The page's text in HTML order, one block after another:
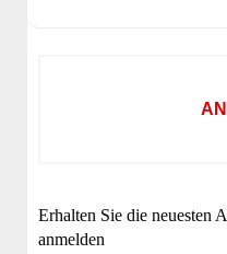
Erhalten Sie die neuesten
anmelden